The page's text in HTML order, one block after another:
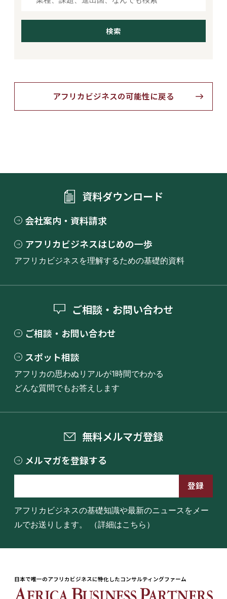
アフリカビジネスの可能性に戻る
資料ダウンロード
会社案内・資料請求
アフリカビジネスはじめの一歩
アフリカビジネスを理解するための基礎的資料
ご相談・お問い合わせ
ご相談・お問い合わせ
スポット相談
アフリカの思わぬリアルが1時間でわかる
どんな質問でもお答えします
無料メルマガ登録
メルマガを登録する
アフリカビジネスの基礎知識や最新のニュースをメー
ルでお送りします。
（詳細はこちら）
日本で唯一のアフリカビジネスに特化したコンサルティングファーム